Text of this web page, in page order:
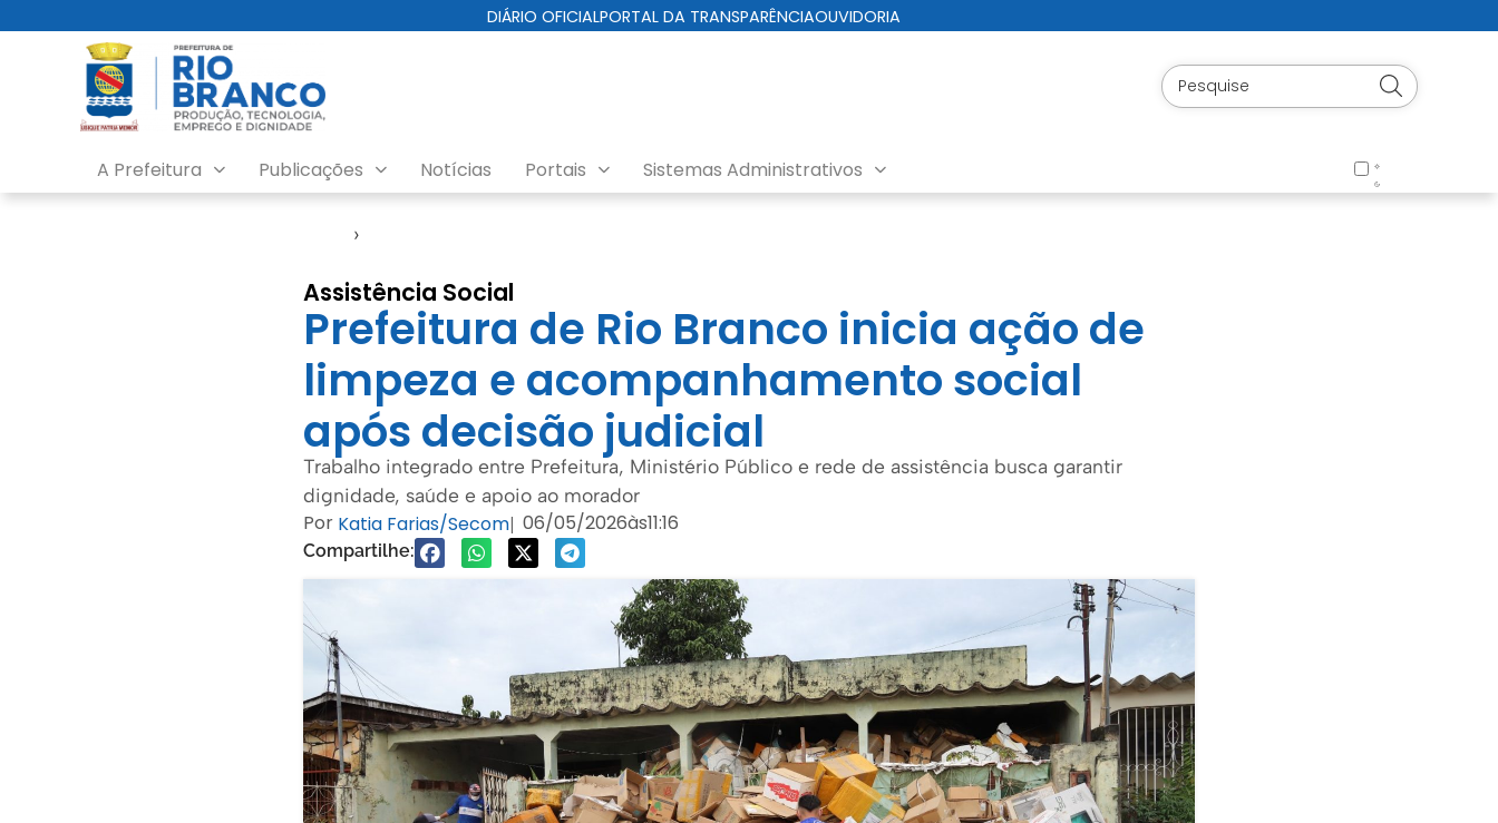
DIÁRIO OFICIALPORTAL DA TRANSPARÊNCIAOUVIDORIA
A Prefeitura Publicações Notícias Portais Sistemas Administrativos
›
Assistência Social
Prefeitura de Rio Branco inicia ação de
limpeza e acompanhamento social
após decisão judicial
Trabalho integrado entre Prefeitura, Ministério Público e rede de assistência busca garantir
dignidade, saúde e apoio ao morador
Por Katia Farias/Secom| 06/05/2026às11:16
Compartilhe: